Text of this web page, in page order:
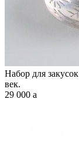
Набор для
век.
29 000 a